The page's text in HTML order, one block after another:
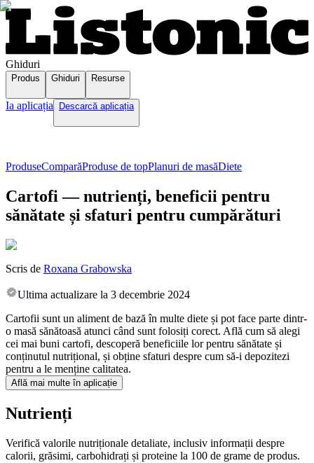
Ghiduri
Produs Ghiduri Resurse
Ia aplicația Descarcă aplicația
ProduseComparăProduse de topPlanuri de masăDiete
Cartofi — nutrienți, beneficii pentru
sănătate și sfaturi pentru cumpărături
Scris de Roxana Grabowska
Ultima actualizare la 3 decembrie 2024
Cartofii sunt un aliment de bază în multe diete și pot face parte dintr-
o masă sănătoasă atunci când sunt folosiți corect. Află cum să alegi
cei mai buni cartofi, descoperă beneficiile lor pentru sănătate și
conținutul nutrițional, și obține sfaturi despre cum să-i depozitezi
pentru a le menține calitatea.
Află mai multe în aplicație
Nutrienți
Verifică valorile nutriționale detaliate, inclusiv informații despre
calorii, grăsimi, carbohidrați și proteine la 100 de grame de produs.